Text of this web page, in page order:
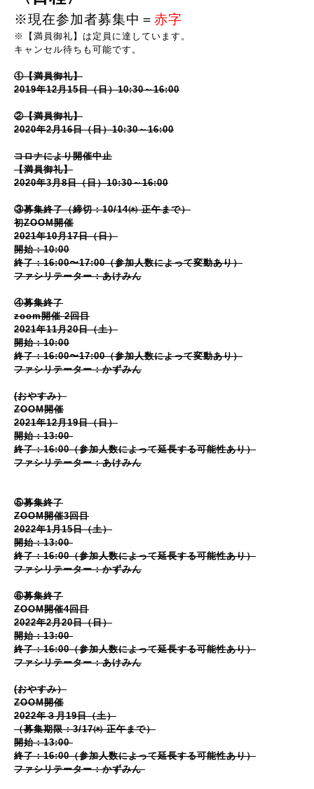
※現在参加者募集中＝ 赤字
※【満員御礼】は定員に達しています。
キャンセル待ちも可能です。
①【満員御礼】
2019年12月15日（日）10:30～16:00
②【満員御礼】
2020年2月16日（日）10:30～16:00
コロナにより開催中止
【満員御礼】
2020年3月8日（日）10:30～16:00
③募集終了（締切：10/14㈭ 正午まで）
初ZOOM開催
2021年10月17日（日）
開始：10:00
終了：16:00〜17:00（参加人数によって変動あり）
ファシリテーター：あけみん
④募集終了
zoom開催 2回目
2021年11月20日（土）
開始：10:00
終了：16:00〜17:00（参加人数によって変動あり）
ファシリテーター：かずみん
(おやすみ）
ZOOM開催
2021年12月19日（日）
開始：13:00
終了：16:00（参加人数によって延長する可能性あり）
ファシリテーター：あけみん
⑤募集終了
ZOOM開催3回目
2022年1月15日（土）
開始：13:00
終了：16:00（参加人数によって延長する可能性あり）
ファシリテーター：かずみん
⑥募集終了
ZOOM開催4回目
2022年2月20日（日）
開始：13:00
終了：16:00（参加人数によって延長する可能性あり）
ファシリテーター：あけみん
(おやすみ）
ZOOM開催
2022年３月19日（土）
（募集期限：3/17㈭ 正午まで）
開始：13:00
終了：16:00（参加人数によって延長する可能性あり）
ファシリテーター：かずみん